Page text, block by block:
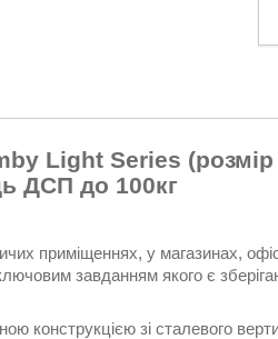
Light Series
ДСП до 100кг
приміщеннях, у магазинах,
завданням якого є
конструкцією зі сталевого